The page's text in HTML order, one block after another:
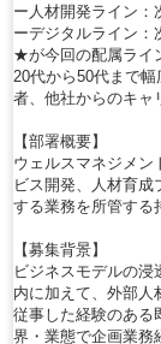
ー人材開発ライン：
ーデジタルライン：
★が今回の配属ライ
20代から50代まで
者、他社からのキャ
【部署概要】
ウェルスマネジメン
ビス開発、人材育
する業務を所管する
【募集背景】
ビジネスモデルの
内に加えて、外部人
従事した経験のある
界・業態で企画業務